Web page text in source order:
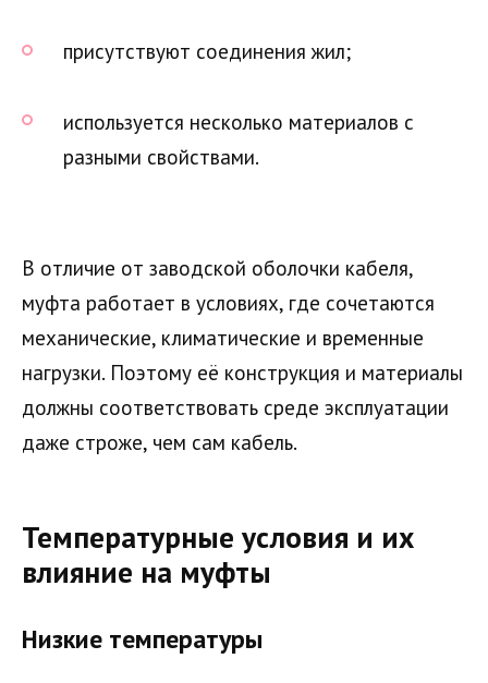
присутствуют соединения жил;
используется несколько материалов с
разными свойствами.
В отличие от заводской оболочки кабеля,
муфта работает в условиях, где сочетаются
механические, климатические и временные
нагрузки. Поэтому её конструкция и материалы
должны соответствовать среде эксплуатации
даже строже, чем сам кабель.
Температурные условия и их
влияние на муфты
Низкие температуры